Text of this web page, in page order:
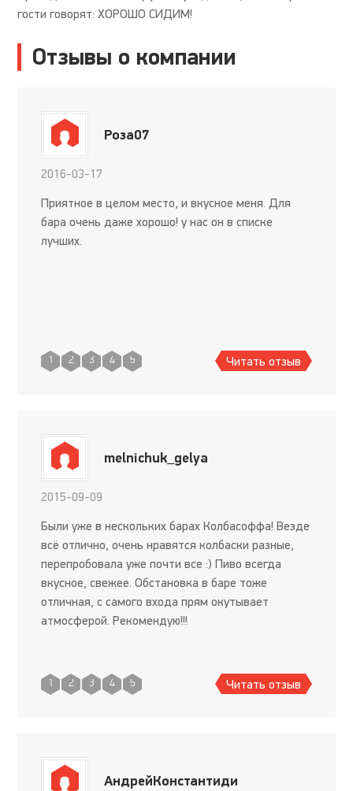
гости говорят: ХОРОШО СИДИМ!
Отзывы о компании
Роза07
2016-03-17
Приятное в целом место, и вкусное меня. Для
бара очень даже хорошо! у нас он в списке
лучших.
1 2 3 4 5 Читать отзыв
melnichuk_gelya
2015-09-09
Были уже в нескольких барах Колбасоффа! Везде
всё отлично, очень нравятся колбаски разные,
перепробовала уже почти все :) Пиво всегда
вкусное, свежее. Обстановка в баре тоже
отличная, с самого входа прям окутывает
атмосферой. Рекомендую!!!
1 2 3 4 5 Читать отзыв
АндрейКонстантиди